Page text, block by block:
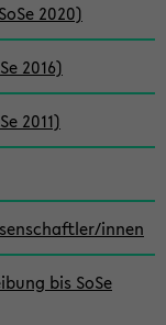
2020)
2016)
2011)
innen
bis SoSe